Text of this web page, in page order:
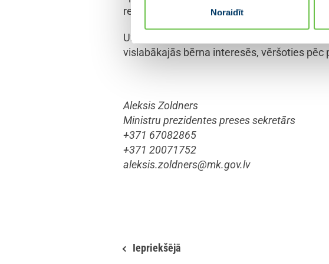
Noraidīt
rezolūcijā.
Uzdots arī uzlabot sabiedrības informētību
vislabākajās bērna interesēs, vēršoties pēc
Aleksis Zoldners
Ministru prezidentes preses sekretārs
+371 67082865
+371 20071752
aleksis.zoldners@mk.gov.lv
Iepriekšējā